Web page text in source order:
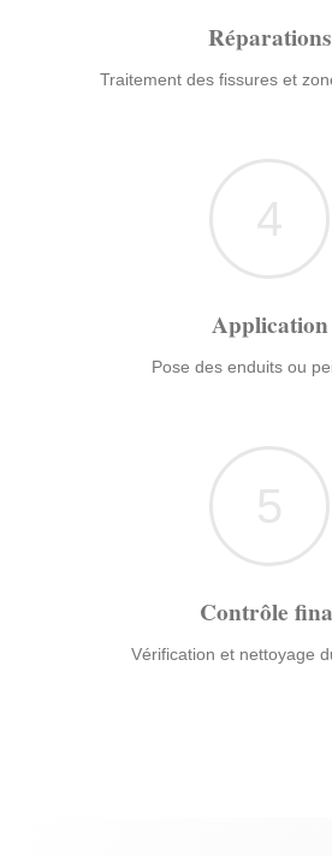
Réparations
Traitement des fissures et
4
Application
Pose des enduits ou
5
Contrôle
Vérification et nettoyage